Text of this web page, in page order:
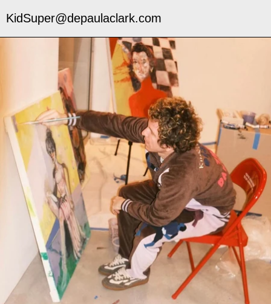
KidSuper@depaulaclark.com